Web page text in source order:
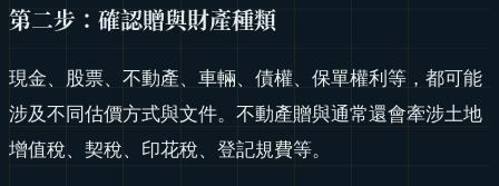
第二步：確認贈與財產種類
現金、股票、不動產、車輛、債權、保單權利等，都可能
涉及不同估價方式與文件。不動產贈與通常還會牽涉土地
增值稅、契稅、印花稅、登記規費等。